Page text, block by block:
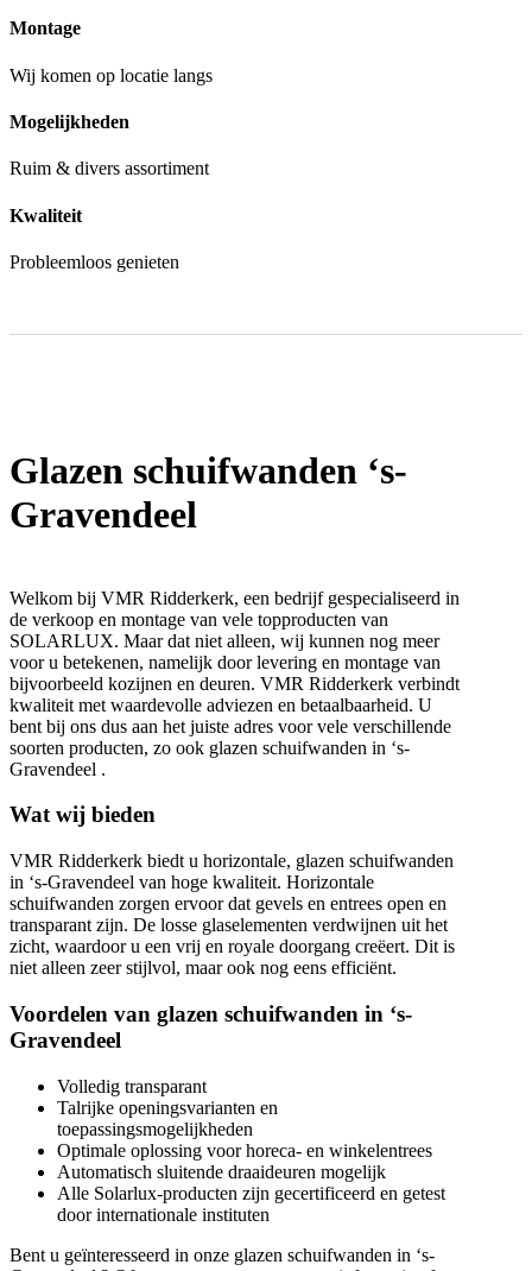
Montage
Wij komen op locatie langs
Mogelijkheden
Ruim & divers assortiment
Kwaliteit
Probleemloos genieten
Glazen schuifwanden ‘s-
Gravendeel
Welkom bij VMR Ridderkerk, een bedrijf gespecialiseerd in
de verkoop en montage van vele topproducten van
SOLARLUX. Maar dat niet alleen, wij kunnen nog meer
voor u betekenen, namelijk door levering en montage van
bijvoorbeeld kozijnen en deuren. VMR Ridderkerk verbindt
kwaliteit met waardevolle adviezen en betaalbaarheid. U
bent bij ons dus aan het juiste adres voor vele verschillende
soorten producten, zo ook glazen schuifwanden in ‘s-
Gravendeel .
Wat wij bieden
VMR Ridderkerk biedt u horizontale, glazen schuifwanden
in ‘s-Gravendeel van hoge kwaliteit. Horizontale
schuifwanden zorgen ervoor dat gevels en entrees open en
transparant zijn. De losse glaselementen verdwijnen uit het
zicht, waardoor u een vrij en royale doorgang creëert. Dit is
niet alleen zeer stijlvol, maar ook nog eens efficiënt.
Voordelen van glazen schuifwanden in ‘s-
Gravendeel
Volledig transparant
Talrijke openingsvarianten en
toepassingsmogelijkheden
Optimale oplossing voor horeca- en winkelentrees
Automatisch sluitende draaideuren mogelijk
Alle Solarlux-producten zijn gecertificeerd en getest
door internationale instituten
Bent u geïnteresseerd in onze glazen schuifwanden in ‘s-